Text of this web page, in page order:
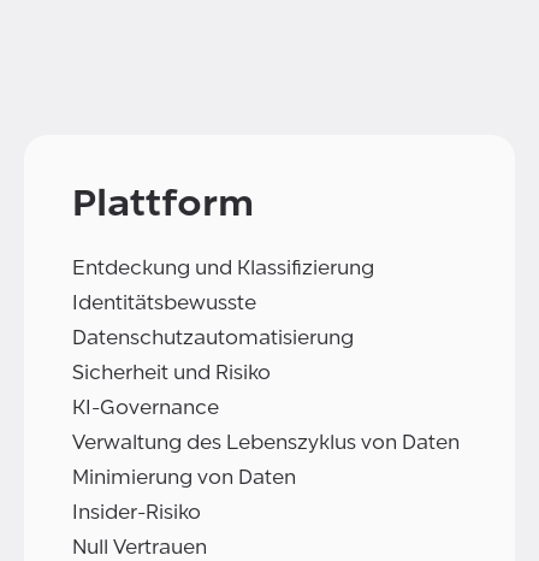
Plattform
Entdeckung und Klassifizierung
Identitätsbewusste
Datenschutzautomatisierung
Sicherheit und Risiko
KI-Governance
Verwaltung des Lebenszyklus von Daten
Minimierung von Daten
Insider-Risiko
Null Vertrauen